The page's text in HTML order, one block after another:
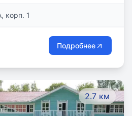
на всю жизнь!
корп. 1
Подробнее
2.7 км